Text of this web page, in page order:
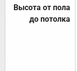
Высота от пола
до потолка